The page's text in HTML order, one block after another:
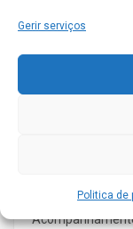
Gerir serviços
Politica de
de efetuar um